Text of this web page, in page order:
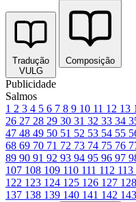
Tradução
VULG
Composição
Publicidade
Salmos
1 2 3 4 5 6 7 8 9 10 11 12 13
26 27 28 29 30 31 32 33 34
47 48 49 50 51 52 53 54 55
68 69 70 71 72 73 74 75 76
89 90 91 92 93 94 95 96 97
107 108 109 110 111 112 113
122 123 124 125 126 127 128
137 138 139 140 141 142 143